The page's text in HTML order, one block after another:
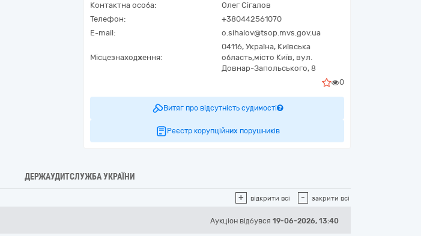
Контактна особа:
Олег Сігалов
Телефон:
+380442561070
E-mail:
o.sihalov@tsop.mvs.gov.ua
Місцезнаходження:
04116, Україна, Київська
область,місто Київ, вул.
Довнар-Запольського, 8
0
Витяг про відсутність судимості
Реєстр корупційних порушників
ДЕРЖАУДИТСЛУЖБА УКРАЇНИ
+ відкрити всі - закрити всі
Аукціон відбувся 19-06-2026, 13:40